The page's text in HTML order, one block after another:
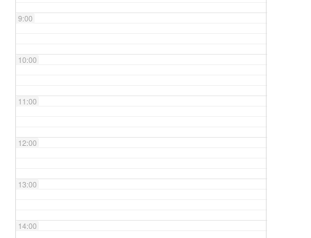
9:00
10:00
11:00
12:00
13:00
14:00